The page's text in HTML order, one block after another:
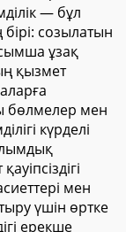
— бұл
созылатын
ұзақ
қызмет
бөлмелер мен
күрделі
мен
үшін өртке
ерекше